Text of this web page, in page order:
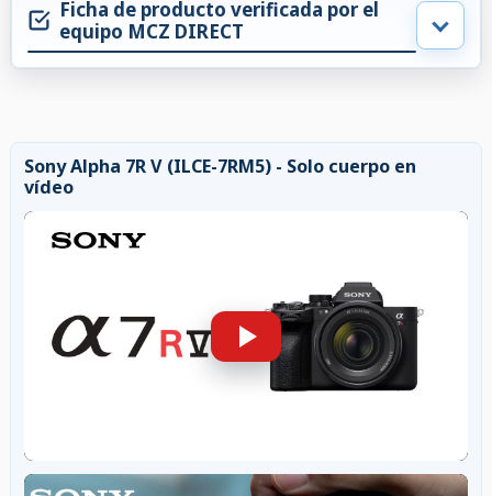
Ficha de producto verificada por el
equipo MCZ DIRECT
Sony Alpha 7R V (ILCE-7RM5) - Solo cuerpo en
vídeo